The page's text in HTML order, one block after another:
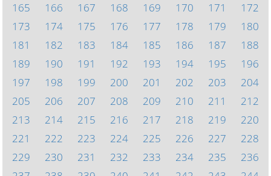
165
166 167 168 169 170 171
172
173
174 175 176 177 178 179
180
181
182 183 184 185 186 187
188
189
190 191 192 193 194 195
196
197
198 199 200 201 202 203
204
205
206 207 208 209 210 211
212
213
214 215 216 217 218 219
220
221
222 223 224 225 226 227
228
229
230 231 232 233 234 235
236